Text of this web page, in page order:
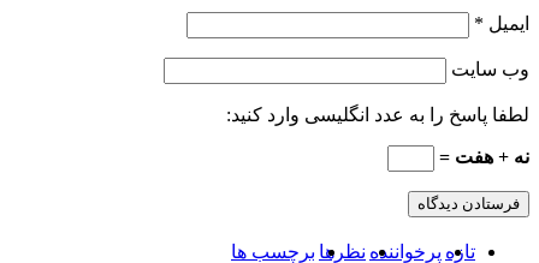
ایمیل *
وب‌ سایت
لطفا پاسخ را به عدد انگلیسی وارد کنید:
نه + هفت =
تازه پرخواننده نظرها برچسب ها